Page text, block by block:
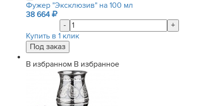
Фужер "Эксклюзив" на 100 мл
38 664
-
+
Купить в 1 клик
В избранном В избранное